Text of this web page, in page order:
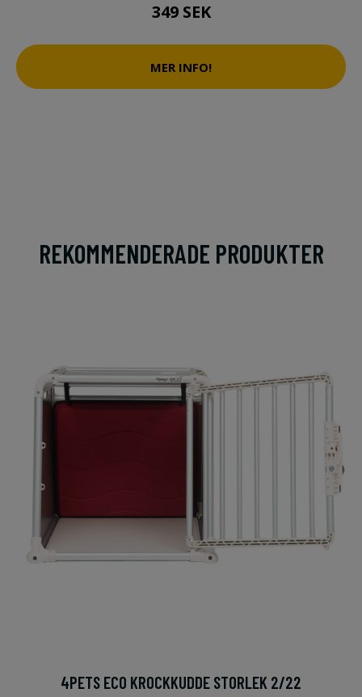
349 SEK
MER INFO!
REKOMMENDERADE PRODUKTER
4PETS ECO KROCKKUDDE STORLEK 2/22